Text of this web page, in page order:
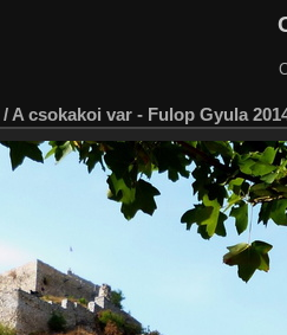
/ A csokakoi var - Fulop Gyula